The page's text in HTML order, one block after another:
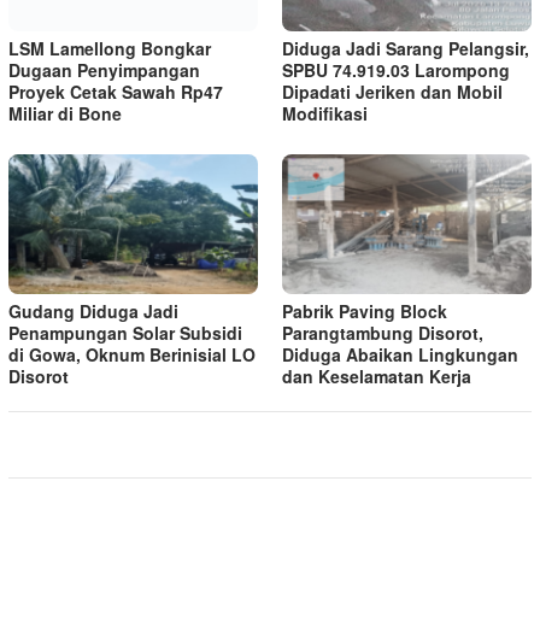
LSM Lamellong Bongkar
Dugaan Penyimpangan
Proyek Cetak Sawah Rp47
Miliar di Bone
Diduga Jadi Sarang Pelangsir,
SPBU 74.919.03 Larompong
Dipadati Jeriken dan Mobil
Modifikasi
Gudang Diduga Jadi
Penampungan Solar Subsidi
di Gowa, Oknum Berinisial LO
Disorot
Pabrik Paving Block
Parangtambung Disorot,
Diduga Abaikan Lingkungan
dan Keselamatan Kerja